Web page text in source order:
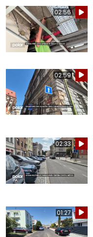
02:56
02:59
02:33
01:27